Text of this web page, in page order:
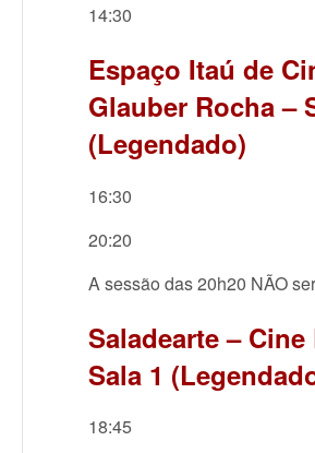
14:30
Espaço Itaú de
Glauber Rocha –
(Legendado)
16:30
20:20
A sessão das 20h20 NÃO
Saladearte – Cine
Sala 1
18:45